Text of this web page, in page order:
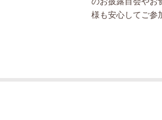
様も安心してご参